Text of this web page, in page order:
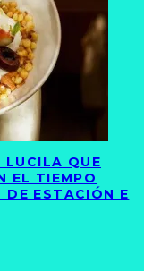
LUCILA QUE
EL TIEMPO
DE ESTACIÓN E